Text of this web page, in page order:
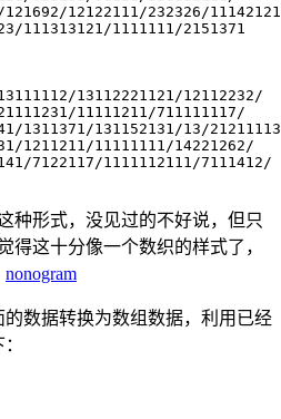
121692/12122111/232326/
111313121/1111111/2151371
13112221121/12112232/
11111211/711111117/
1311371/131152131/13/
1211211/11111111/14221262/
7122117/1111112111/7111412/
种形式，没见过的不好说，但只
得这十分像一个数织的样式了，
nonogram
数据转换为数组数据，利用已经